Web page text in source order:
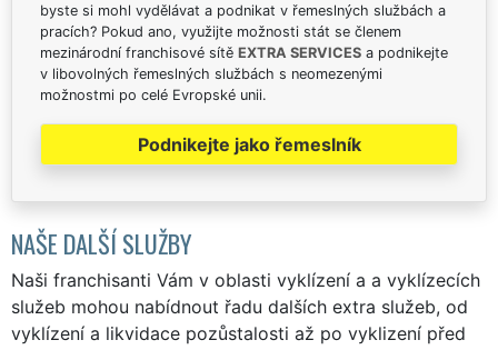
byste si mohl vydělávat a podnikat v řemeslných službách a
pracích? Pokud ano, využijte možnosti stát se členem
mezinárodní franchisové sítě EXTRA SERVICES a podnikejte
v libovolných řemeslných službách s neomezenými
možnostmi po celé Evropské unii.
Podnikejte jako řemeslník
NAŠE DALŠÍ SLUŽBY
Naši franchisanti Vám v oblasti vyklízení a a vyklízecích
služeb mohou nabídnout řadu dalších extra služeb, od
vyklízení a likvidace pozůstalosti až po vyklizení před